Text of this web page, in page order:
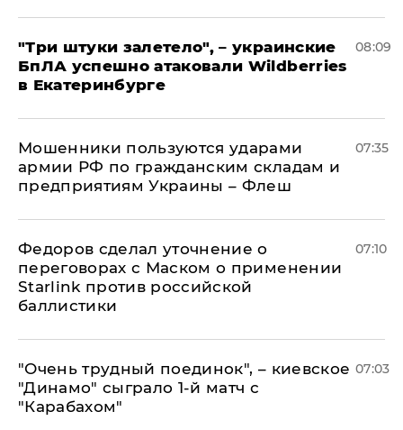
"Три штуки залетело", – украинские
БпЛА успешно атаковали Wildberries
в Екатеринбурге
08:09
Мошенники пользуются ударами
армии РФ по гражданским складам и
предприятиям Украины – Флеш
07:35
Федоров сделал уточнение о
переговорах с Маском о применении
Starlink против российской
баллистики
07:10
"Очень трудный поединок", – киевское
"Динамо" сыграло 1-й матч с
"Карабахом"
07:03